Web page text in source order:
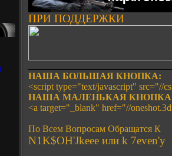
ПРИ ПОДДЕРЖКИ
НАША БОЛЬШАЯ КНОПКА:
<script type="text/javascript" src="//
НАША МАЛЕНЬКАЯ
<a target="_blank" href="//
По Всем Вопросам Обращатся К
N1K$OH'Jkeee или k 7even'y